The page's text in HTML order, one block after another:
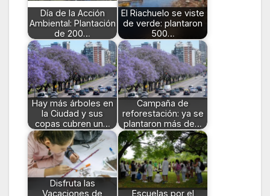
Día de la Acción
Ambiental: Plantación
de 200…
El Riachuelo se viste
de verde: plantaron
500…
Hay más árboles en
la Ciudad y sus
copas cubren un…
Campaña de
reforestación: ya se
plantaron más de…
Disfruta las
Vacaciones de
Escuelas por el